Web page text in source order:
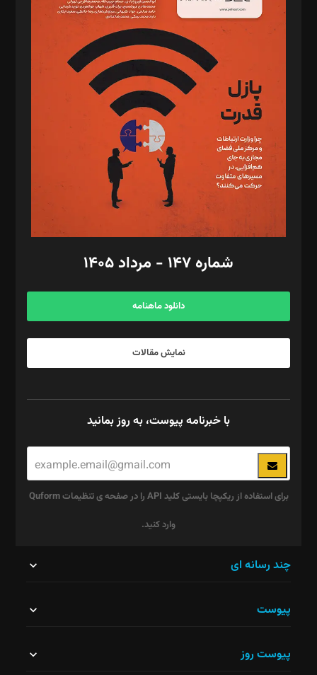
د‌بیر حقوق فناوری: حسام‌الدین ایپکچی
د‌بیر پیوست جهان: مینا پاکدل
د‌بیر تحریریه آنلاین: بابک نقاش
تحریریه‌: مجتبی محمود‌ی، آرش برهمند، یسنا امان‌پور، سروش کرمیان،
مصطفی مسجدی آرانی، ابوالفضل رجبی، زهرا فکرانه، فائزه فتحی
رستمی،مصطفی باستان
ویرایش: نگار استاد‌‌آقا
طراح یونیفرم: مجید توکلی
فیلمبرداری و عکاسی: امیر شفیعی، مانی لطفی زاده
گرافیک و صفحه‌آرایی: سید‌سبحان‌علی ثابت
مد‌یر توسعه تجاری: کامبیز برید‌
امور مالی: شاپور رهبری، محمد‌ کاظمی‌نیا
آگهی و مشترکین: ۰۹۱۹۹۹۹۰۴۵۴
شماره ۱۴۷ - مرداد ۱۴۰۵
دانلود ماهنامه
نمایش مقالات
با خبرنامه پیوست، به روز بمانید
برای استفاده از ریکپچا بایستی کلید API را در صفحه ی تنظیمات Quform
وارد کنید.
نباید
چند رسانه ای
پیوست
پیوست روز